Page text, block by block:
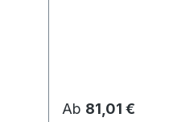
Regulärer Preis:
Ab 81,01 €